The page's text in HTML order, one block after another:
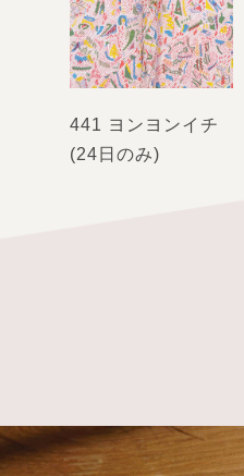
441 ヨンヨンイチ
(24日のみ)